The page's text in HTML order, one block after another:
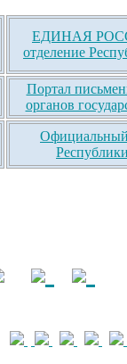
ЕДИНАЯ
отделение
Портал
органов
Официальный